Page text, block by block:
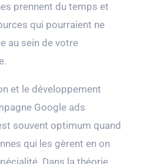
prennent du temps et
qui pourraient ne
au sein de votre
et le développement
Google ads
souvent optimum quand
qui les gèrent en on